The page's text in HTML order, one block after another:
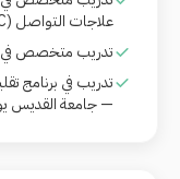
علاجات التواصل
تدريب متخصص في
تدريب في برنامج
— جامعة القديس